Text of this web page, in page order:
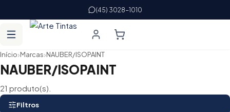
(45) 3028-1010
Início›Marcas›NAUBER/ISOPAINT
NAUBER/ISOPAINT
21 produto(s).
Filtros